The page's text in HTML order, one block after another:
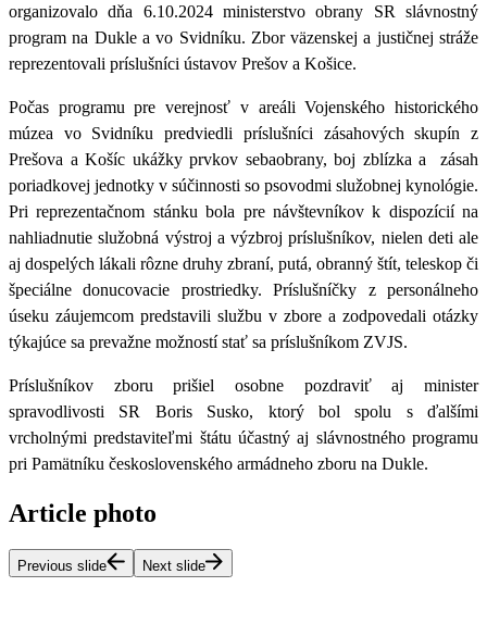
organizovalo dňa 6.10.2024 ministerstvo obrany SR slávnostný
program na Dukle a vo Svidníku. Zbor väzenskej a justičnej stráže
reprezentovali príslušníci ústavov Prešov a Košice.
Počas programu pre verejnosť v areáli Vojenského historického
múzea vo Svidníku predviedli príslušníci zásahových skupín z
Prešova a Košíc ukážky prvkov sebaobrany, boj zblízka a zásah
poriadkovej jednotky v súčinnosti so psovodmi služobnej kynológie.
Pri reprezentačnom stánku bola pre návštevníkov k dispozícií na
nahliadnutie služobná výstroj a výzbroj príslušníkov, nielen deti ale
aj dospelých lákali rôzne druhy zbraní, putá, obranný štít, teleskop či
špeciálne donucovacie prostriedky.Príslušníčky z personálneho
úseku záujemcom predstavili službu v zbore a zodpovedali otázky
týkajúce sa prevažne možností stať sa príslušníkom ZVJS.
Príslušníkov zboru prišiel osobne pozdraviť aj minister
spravodlivosti SR Boris Susko, ktorý bol spolu s ďalšími
vrcholnými predstaviteľmi štátu účastný aj slávnostného programu
pri Pamätníku československého armádneho zboru na Dukle.
Article photo
Previous slide Next slide